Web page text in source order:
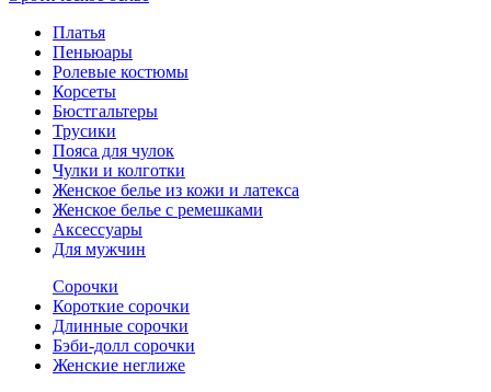
Платья
Пеньюары
Ролевые костюмы
Корсеты
Бюстгальтеры
Трусики
Пояса для чулок
Чулки и колготки
Женское белье из кожи и латекса
Женское белье с ремешками
Аксессуары
Для мужчин
Сорочки
Короткие сорочки
Длинные сорочки
Бэби-долл сорочки
Женские неглиже